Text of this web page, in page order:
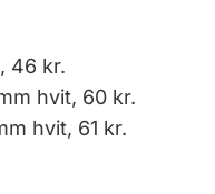
46 kr.
hvit, 60 kr.
hvit, 61 kr.